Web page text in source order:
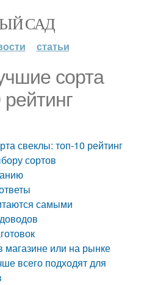
САД
статьи
сорта
свеклы: топ-10 рейтинг
сортов
самыми
магазине или на рынке
всего подходят для